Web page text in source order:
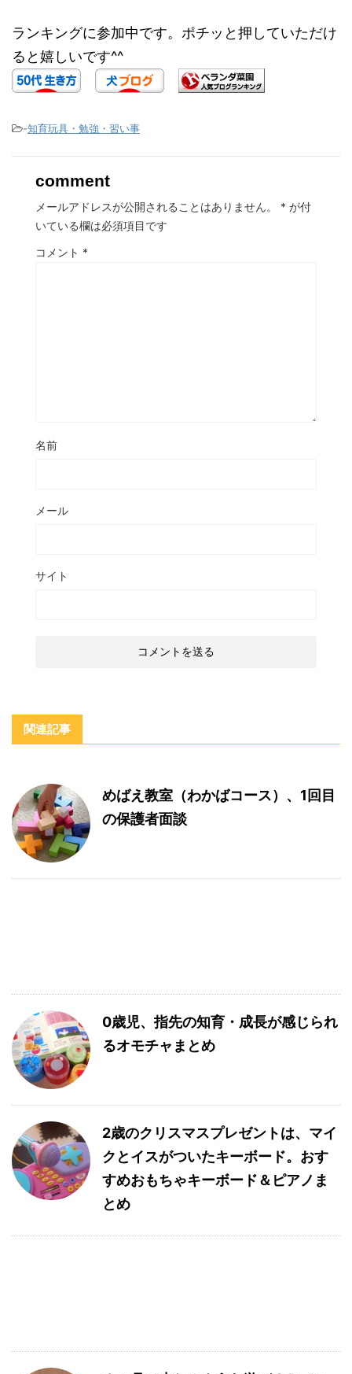
ランキングに参加中です。ポチッと押していただけ
ると嬉しいです^^
-知育玩具・勉強・習い事
comment
メールアドレスが公開されることはありません。 * が付
いている欄は必須項目です
コメント *
名前
メール
サイト
関連記事
めばえ教室（わかばコース）、1回目
の保護者面談
0歳児、指先の知育・成長が感じられ
るオモチャまとめ
2歳のクリスマスプレゼントは、マイ
クとイスがついたキーボード。おす
すめおもちゃキーボード＆ピアノま
とめ